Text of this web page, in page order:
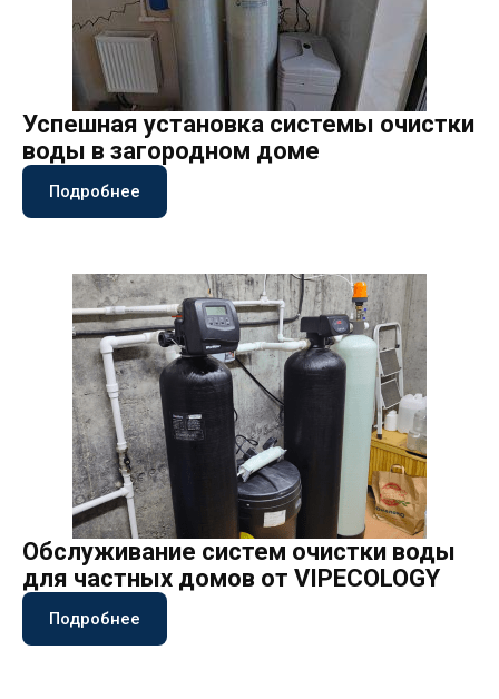
Успешная установка системы очистки
воды в загородном доме
Подробнее
Обслуживание систем очистки воды
для частных домов от VIPECOLOGY
Подробнее